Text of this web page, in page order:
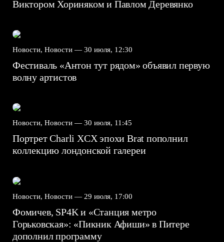
Виктором Хориняком и Павлом Деревянко
Новости, Новости — 30 июля, 12:30
Фестиваль «Антон тут рядом» объявил первую
волну артистов
Новости, Новости — 30 июля, 11:45
Портрет Charli XCX эпохи Brat пополнил
коллекцию лондонской галереи
Новости, Новости — 29 июля, 17:00
Фомичев, SP4K и «Станция метро
Горьковская»: «Пикник Афиши» в Питере
дополнил программу